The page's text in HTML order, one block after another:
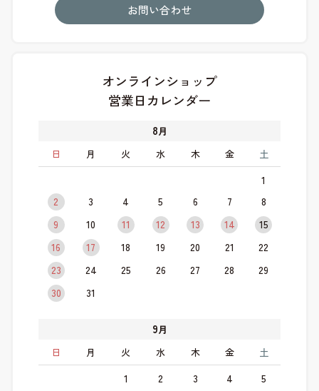
お問い合わせ
オンラインショップ
営業日カレンダー
8月
日
月 火 水 木 金 土
1
2
3 4 5 6 7
8
9
10 11 12 13 14
15
16
17 18 19 20 21
22
23
24 25 26 27 28
29
30
31
9月
日
月 火 水 木 金 土
1 2 3 4
5